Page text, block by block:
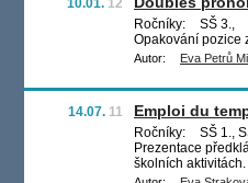
10.01. 12
Ročníky:
SŠ 3.,
Opakování pozice
Autor: Eva Petrů
14.07. 11 Emploi du
Ročníky:
SŠ 1.,
Prezentace
školních aktivitách.